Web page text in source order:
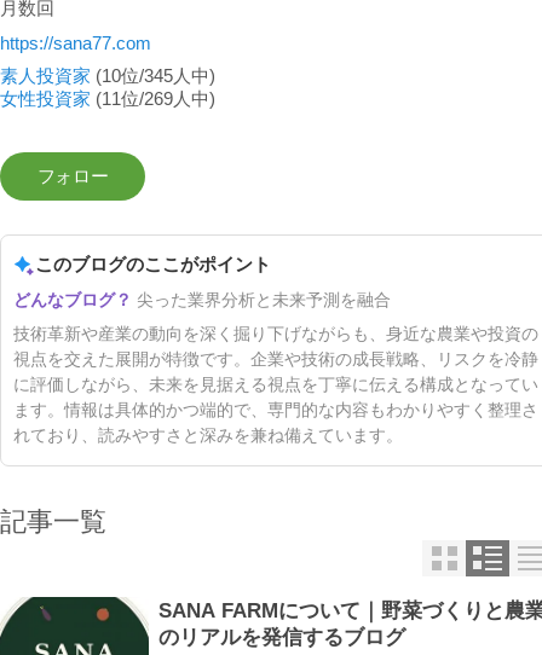
月数回
https://sana77.com
素人投資家 (10位/345人中)
女性投資家 (11位/269人中)
このブログのここがポイント
尖った業界分析と未来予測を融合
技術革新や産業の動向を深く掘り下げながらも、身近な農業や投資の
視点を交えた展開が特徴です。企業や技術の成長戦略、リスクを冷静
に評価しながら、未来を見据える視点を丁寧に伝える構成となってい
ます。情報は具体的かつ端的で、専門的な内容もわかりやすく整理さ
れており、読みやすさと深みを兼ね備えています。
記事一覧
SANA FARMについて｜野菜づくりと農
のリアルを発信するブログ